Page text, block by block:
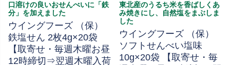
口溶けの良いおせんべいに「鉄
分」を加えました
ウイングフーズ （保）
鉄塩せん 2枚4g×20袋
【取寄せ・毎週木曜お昼
12時締切⇒翌週木曜入荷
東北産のうるち米を香ばしくあ
み焼きにし、自然塩をまぶしま
した
ウイングフーズ （保）
ソフトせんべい塩味
10g×20袋 【取寄せ・毎